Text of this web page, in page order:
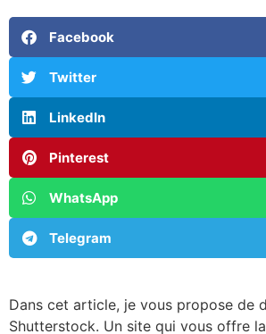
Facebook
Twitter
LinkedIn
Pinterest
WhatsApp
Telegram
Dans cet article, je vous propose de
Shutterstock. Un site qui vous offre